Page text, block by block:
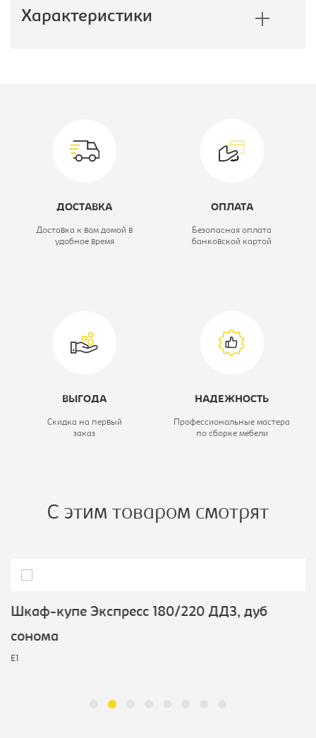
Характеристики
Высота, мм: 2400
Глубина, мм:
ДОСТАВКА
Доставка к вам домой в
удобное время
ОПЛАТА
Безопасная оплата
банковской картой
ВЫГОДА
Скидка на первый
заказ
НАДЕЖНОСТЬ
Профессиональные мастера
по сборке мебели
С этим товаром смотрят
Шкаф-купе Экспресс 180/220 ДДЗ, дуб
сонома
E1